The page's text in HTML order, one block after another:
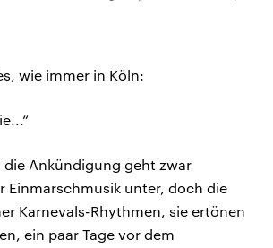
wie immer in Köln:
die Ankündigung geht zwar
Einmarschmusik unter, doch die
Karnevals-Rhythmen, sie ertönen
ein paar Tage vor dem